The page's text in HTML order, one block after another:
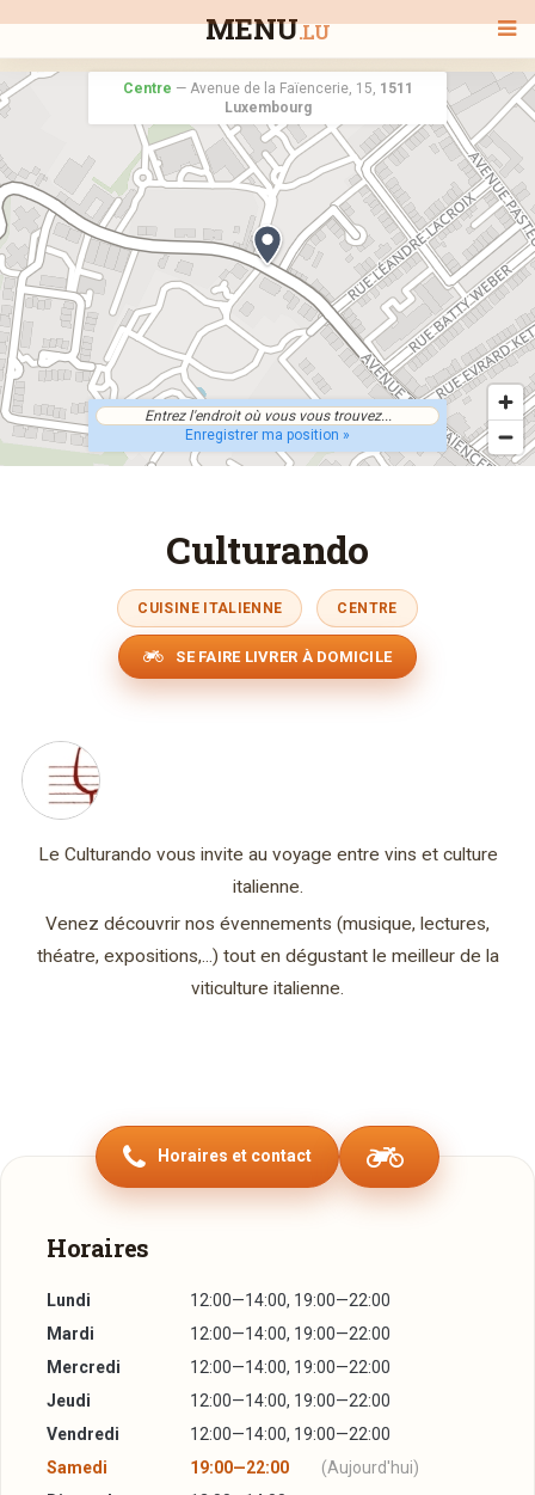
MENU.LU
BIENVENUE
TOUS LES RESTAURANTS
RECHERCHER UN RESTAURANT
Centre —Avenue de la Faïencerie, 15, 1511
Luxembourg
Enregistrer ma position »
Culturando
CUISINE ITALIENNE CENTRE
SE FAIRE LIVRER À DOMICILE
Le Culturando vous invite au voyage entre vins et culture
italienne.
Venez découvrir nos évennements (musique, lectures,
théatre, expositions,...) tout en dégustant le meilleur de la
viticulture italienne.
Horaires et contact
Horaires
Lundi
12:00—14:00, 19:00—22:00
Mardi
12:00—14:00, 19:00—22:00
Mercredi
12:00—14:00, 19:00—22:00
Jeudi
12:00—14:00, 19:00—22:00
Vendredi
12:00—14:00, 19:00—22:00
Samedi
19:00—22:00
(Aujourd'hui)